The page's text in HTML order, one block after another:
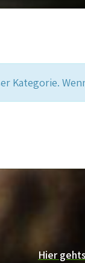
Kategorie.
Hier